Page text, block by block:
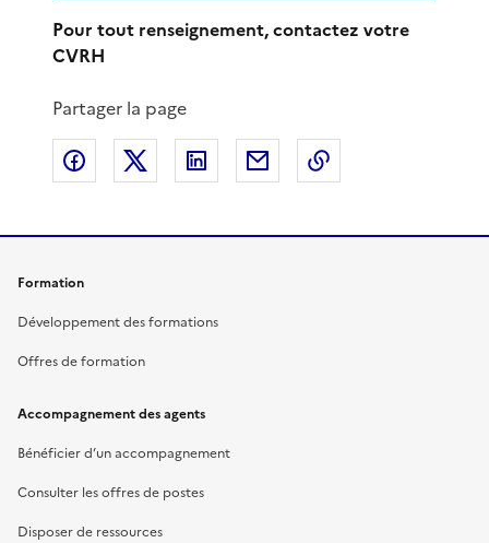
Pour tout renseignement, contactez votre
CVRH
Partager la page
Partager sur Facebook
Partager sur XPartager sur LinkedIn
Partager par email
Formation
Développement des formations
Offres de formation
Accompagnement des agents
Bénéficier d’un accompagnement
Consulter les offres de postes
Disposer de ressources